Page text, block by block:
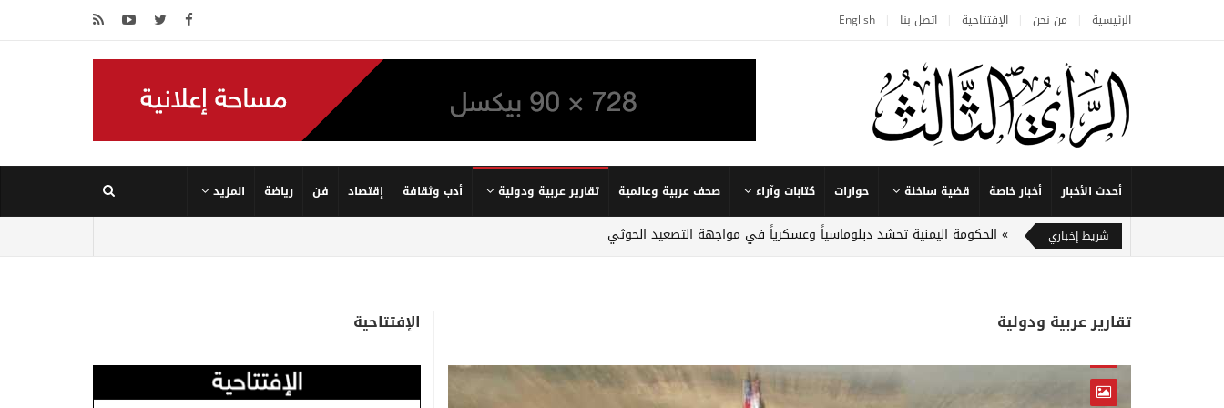
الرئيسية من نحن الإفتتاحية اتصل بنا English
أحدث الأخبار أخبار خاصة قضية ساخنة حوارات كتابات وآراء صحف عربية وعالمية تقارير عربية ودولية أدب وثقافة إقتصاد فن رياضة المزيد
شريط إخباري الحكومة اليمنية تحشد دبلوماسياً وعسكرياً في مواجهة التصعيد الحوثي
تقارير عربية ودولية الإفتتاحية